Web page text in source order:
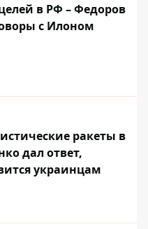
в РФ – Федоров
с Илоном
ракеты в
дал ответ,
украинцам